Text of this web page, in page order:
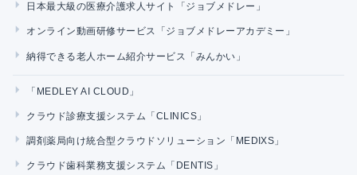
日本最大級の医療介護求人サイト「ジョブメドレー」
オンライン動画研修サービス「ジョブメドレーアカデミー」
納得できる老人ホーム紹介サービス「みんかい」
「MEDLEY AI CLOUD」
クラウド診療支援システム「CLINICS」
調剤薬局向け統合型クラウドソリューション「MEDIXS」
クラウド歯科業務支援システム「DENTIS」